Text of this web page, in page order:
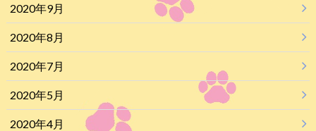
2020年9月
2020年8月
2020年7月
2020年5月
2020年4月